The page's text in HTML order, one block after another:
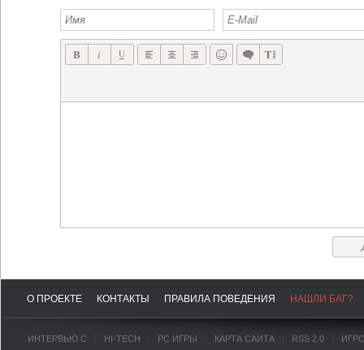
О ПРОЕКТЕ КОНТАКТЫ ПРАВИЛА ПОВЕДЕНИЯ НАШЛИ БАГ?
ИНТЕРВЬЮ С HI-TECH PC ИГРЫ КАРТА САЙТА RSS 2.0